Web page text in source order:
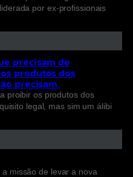
por ex-profissionais
precisam de
produtos dos
precisam.
proibir os produtos dos
legal, mas sim um álibi
missão de levar a nova